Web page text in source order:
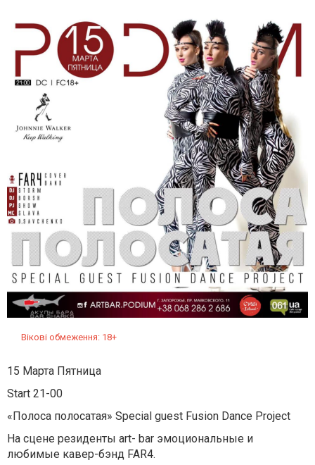
Вікові обмеження: 18+
15 Марта Пятница
Start 21-00
«Полоса полосатая» Special guest Fusion Dance Project
На сцене резиденты art- bar эмоциональные и
любимые кавер-бэнд FAR4.